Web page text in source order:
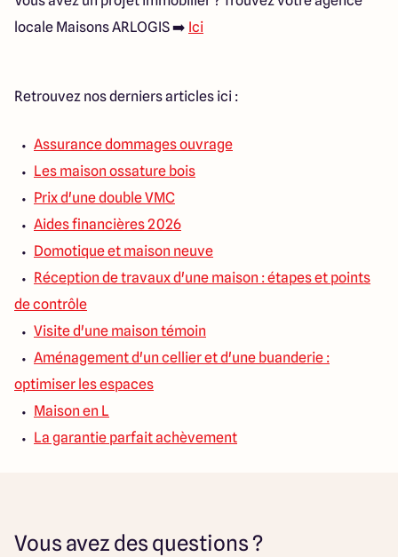
locale Maisons ARLOGIS ➡️ Ici
Retrouvez nos derniers articles ici :
Assurance dommages ouvrage
Les maison ossature bois
Prix d'une double VMC
Aides financières 2026
Domotique et maison neuve
Réception de travaux d'une maison : étapes et points
de contrôle
Visite d'une maison témoin
Aménagement d'un cellier et d'une buanderie :
optimiser les espaces
Maison en L
La garantie parfait achèvement
Vous avez des questions ?